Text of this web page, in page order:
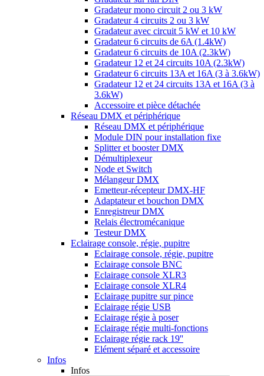
Gradateur mono circuit 2 ou 3 kW
Gradateur 4 circuits 2 ou 3 kW
Gradateur avec circuit 5 kW et 10 kW
Gradateur 6 circuits de 6A (1.4kW)
Gradateur 6 circuits de 10A (2.3kW)
Gradateur 12 et 24 circuits 10A (2.3kW)
Gradateur 6 circuits 13A et 16A (3 à 3.6kW)
Gradateur 12 et 24 circuits 13A et 16A (3 à
3.6kW)
Accessoire et pièce détachée
Réseau DMX et périphérique
Réseau DMX et périphérique
Module DIN pour installation fixe
Splitter et booster DMX
Démultiplexeur
Node et Switch
Mélangeur DMX
Emetteur-récepteur DMX-HF
Adaptateur et bouchon DMX
Enregistreur DMX
Relais électromécanique
Testeur DMX
Eclairage console, régie, pupitre
Eclairage console, régie, pupitre
Eclairage console BNC
Eclairage console XLR3
Eclairage console XLR4
Eclairage pupitre sur pince
Eclairage régie USB
Eclairage régie à poser
Eclairage régie multi-fonctions
Eclairage régie rack 19''
Elément séparé et accessoire
Infos
Infos